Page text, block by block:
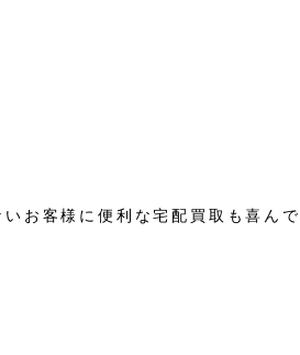
お客様に便利な宅配買取も喜んで